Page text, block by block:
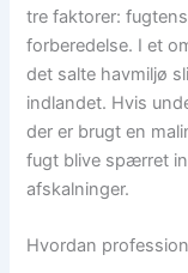
tre faktorer:
forberedelse. I et
det salte havmiljø
indlandet. Hvis
der er brugt en
fugt blive spærret
afskalninger.
Hvordan